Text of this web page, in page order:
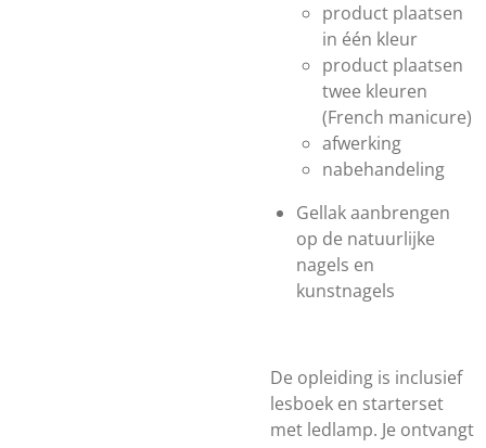
product plaatsen
in één kleur
product plaatsen
twee kleuren
(French manicure)
afwerking
nabehandeling
Gellak aanbrengen
op de natuurlijke
nagels en
kunstnagels
De opleiding is inclusief
lesboek en starterset
met ledlamp. Je ontvangt